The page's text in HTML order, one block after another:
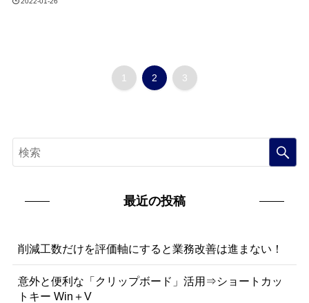
1 2 3
最近の投稿
削減工数だけを評価軸にすると業務改善は進まない！
意外と便利な「クリップボード」活用⇒ショートカッ
トキー Win＋V